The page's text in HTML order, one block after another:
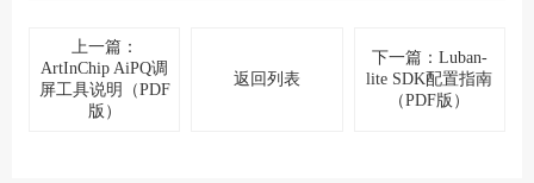
上一篇：
ArtInChip AiPQ调
屏工具说明（PDF
版）
返回列表
下一篇：Luban-
lite SDK配置指南
（PDF版）